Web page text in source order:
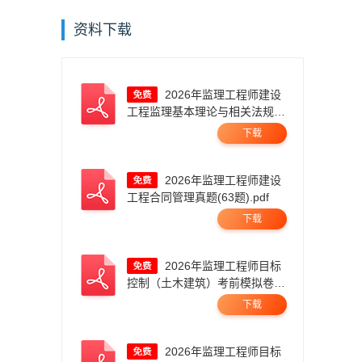
资料下载
工程监理基本理论与相关法规真
下载
工程合同管理真题(63题).pdf
下载
控制（土木建筑）考前模拟卷
下载